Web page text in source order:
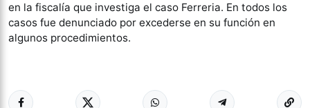
en la fiscalía que investiga el caso Ferreria. En todos los
casos fue denunciado por excederse en su función en
algunos procedimientos.